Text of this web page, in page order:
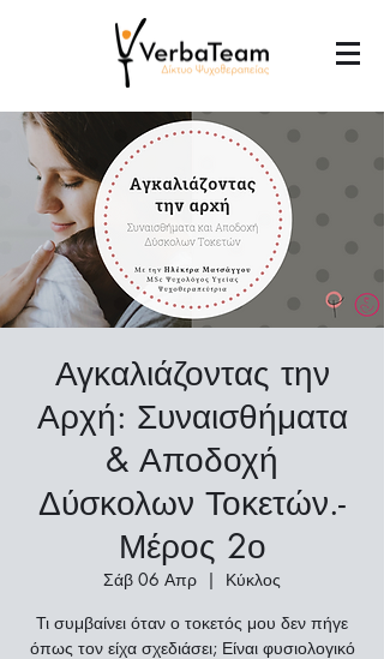
Αγκαλιάζοντας την
Αρχή: Συναισθήματα
& Αποδοχή
Δύσκολων Τοκετών.-
Μέρος 2ο
Σάβ 06 Απρ
  |
Κύκλος
Τι συμβαίνει όταν ο τοκετός μου δεν πήγε
όπως τον είχα σχεδιάσει; Είναι φυσιολογικό